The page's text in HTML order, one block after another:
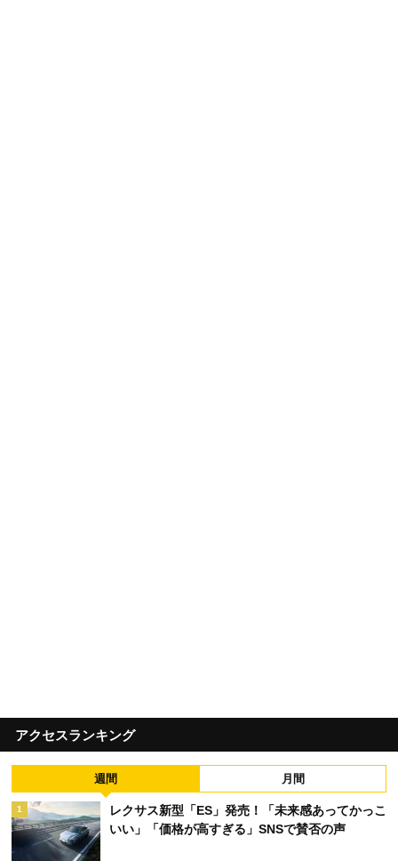
アクセスランキング
週間 月間
1
レクサス新型「ES」発売！「未来感あってかっこ
いい」「価格が高すぎる」SNSで賛否の声